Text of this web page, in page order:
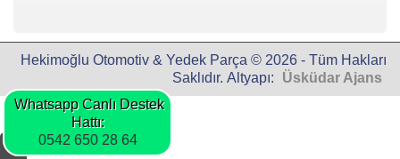
Whatsapp Canlı Destek
Hattı:
0542 650 28 64
Hekimoğlu Otomotiv & Yedek Parça © 2026 - Tüm Hakları
Saklıdır. Altyapı:
Üsküdar Ajans